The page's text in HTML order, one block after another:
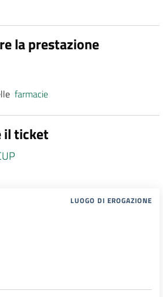
la prestazione
farmacie
il ticket
LUOGO DI EROGAZIONE